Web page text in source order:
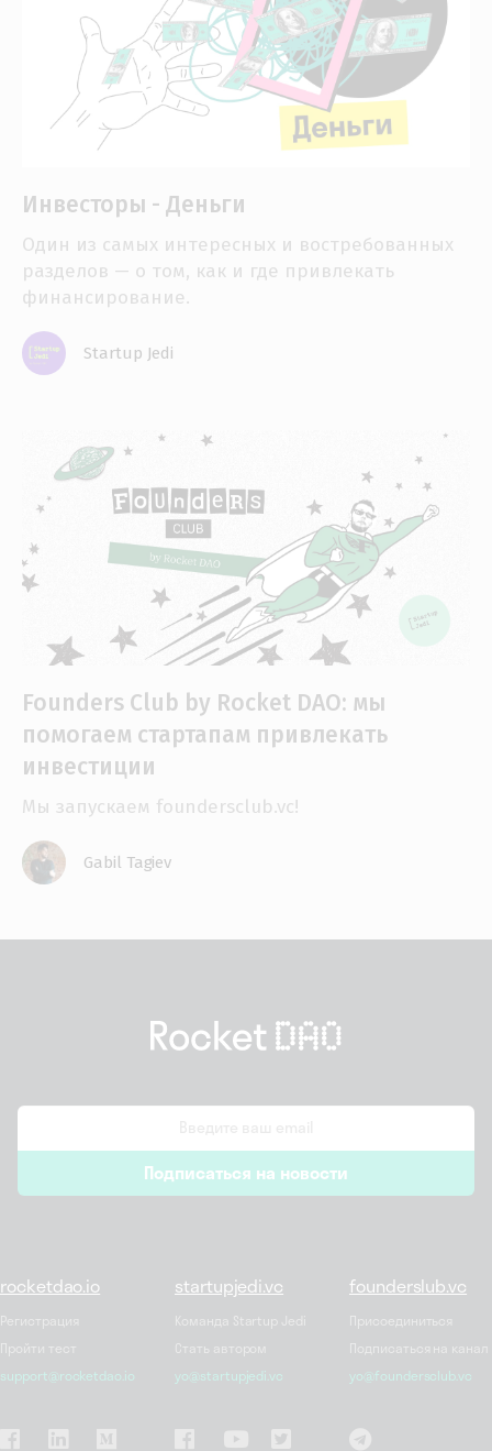
Инвесторы - Деньги
Один из самых интересных и востребованных
разделов — о том, как и где привлекать
финансирование.
Startup Jedi
Founders Club by Rocket DAO: мы
помогаем стартапам привлекать
инвестиции
Мы запускаем foundersclub.vc!
Gabil Tagiev
*
Подписаться на новости
rocketdao.io
Регистрация
Пройти тест
support@rocketdao.io
startupjedi.vc
Команда Startup Jedi
Стать автором
yo@startupjedi.vc
founderslub.vc
Присоединиться
Подписаться на канал
yo@foundersclub.vc